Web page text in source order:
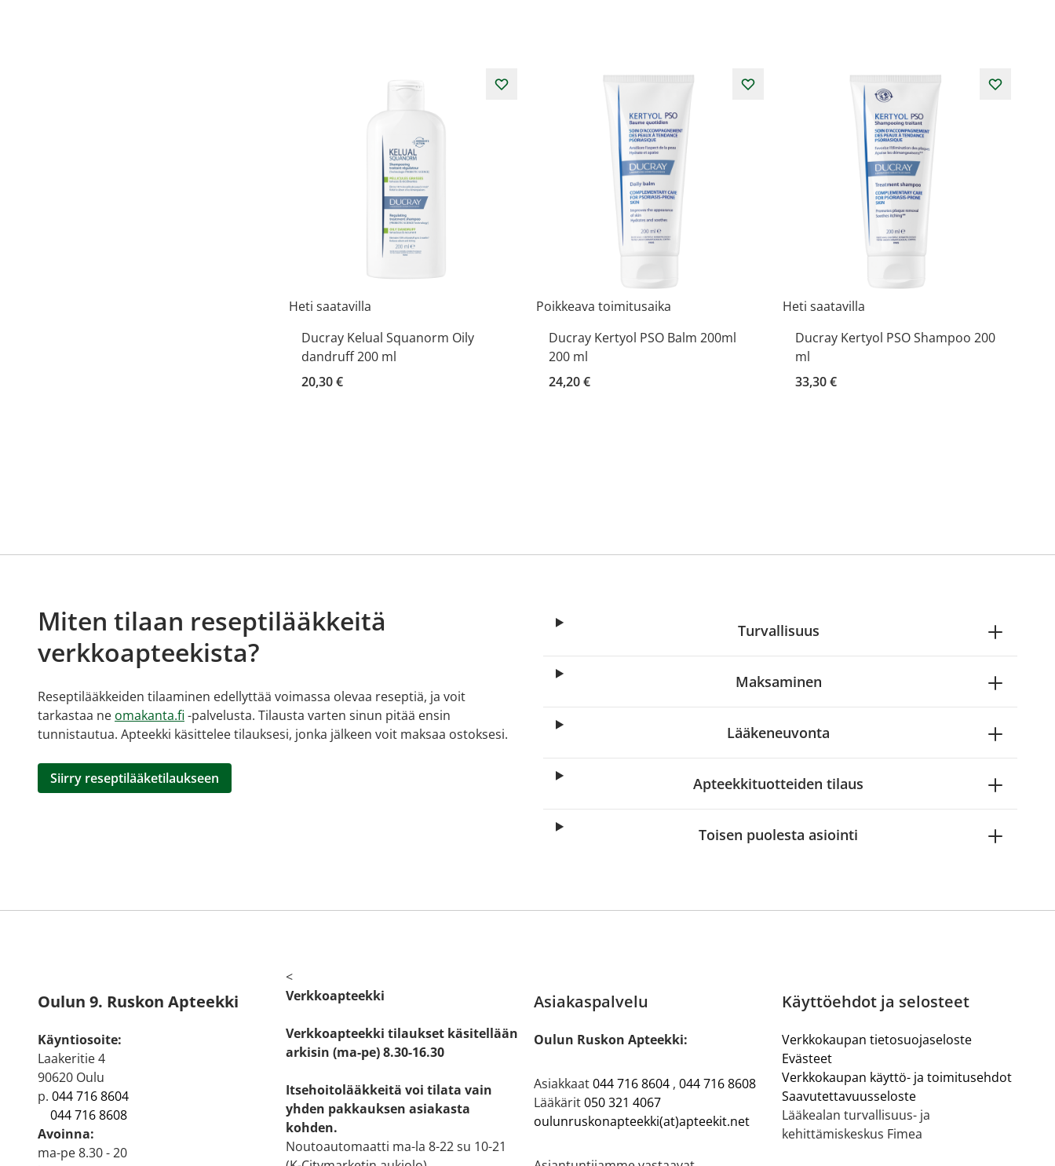
Heti saatavilla
Ducray Kelual Squanorm Oily
dandruff 200 ml
20,30 €
Poikkeava toimitusaika
Ducray Kertyol PSO Balm 200ml
200 ml
24,20 €
Heti saatavilla
Ducray Kertyol PSO Shampoo 200
ml
33,30 €
Miten tilaan reseptilääkkeitä
verkkoapteekista?
Reseptilääkkeiden tilaaminen edellyttää voimassa olevaa reseptiä, ja voit
tarkastaa ne omakanta.fi -palvelusta. Tilausta varten sinun pitää ensin
tunnistautua. Apteekki käsittelee tilauksesi, jonka jälkeen voit maksaa ostoksesi.
Siirry reseptilääketilaukseen
Turvallisuus
Maksaminen
Lääkeneuvonta
Apteekkituotteiden tilaus
Toisen puolesta asiointi
Oulun 9. Ruskon Apteekki
Käyntiosoite:
Laakeritie 4
90620 Oulu
p. 044 716 8604
044 716 8608
Avoinna:
ma-pe 8.30 - 20
<
Verkkoapteekki
Verkkoapteekki tilaukset käsitellään
arkisin (ma-pe) 8.30-16.30
Itsehoitolääkkeitä voi tilata vain
yhden pakkauksen asiakasta
kohden.
Noutoautomaatti ma-la 8-22 su 10-21
Asiakaspalvelu
Oulun Ruskon Apteekki:
Asiakkaat044 716 8604 , 044 716 8608
Lääkärit050 321 4067
oulunruskonapteekki(at)apteekit.net
Käyttöehdot ja selosteet
Verkkokaupan tietosuojaseloste
Evästeet
Verkkokaupan käyttö- ja toimitusehdot
Saavutettavuusseloste
Lääkealan turvallisuus- ja
kehittämiskeskus Fimea